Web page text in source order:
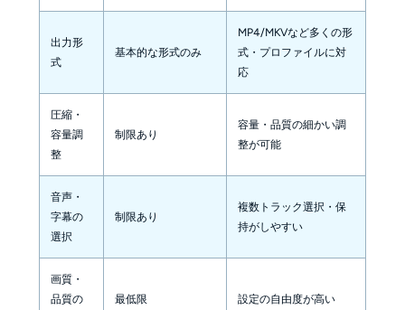
出力形
式
基本的な形式のみ
MP4/MKVなど多くの形
式・プロファイルに対
応
圧縮・
容量調
整
制限あり
容量・品質の細かい調
整が可能
音声・
字幕の
選択
制限あり
複数トラック選択・保
持がしやすい
画質・
品質の
最低限 設定の自由度が高い